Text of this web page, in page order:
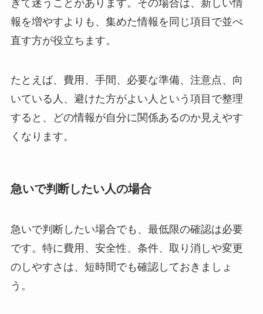
ぎて迷うことがあります。その場合は、新しい情
報を増やすよりも、集めた情報を同じ項目で並べ
直す方が役立ちます。
たとえば、費用、手間、必要な準備、注意点、向
いている人、避けた方がよい人という項目で整理
すると、どの情報が自分に関係あるのか見えやす
くなります。
急いで判断したい人の場合
急いで判断したい場合でも、最低限の確認は必要
です。特に費用、安全性、条件、取り消しや変更
のしやすさは、短時間でも確認しておきましょ
う。